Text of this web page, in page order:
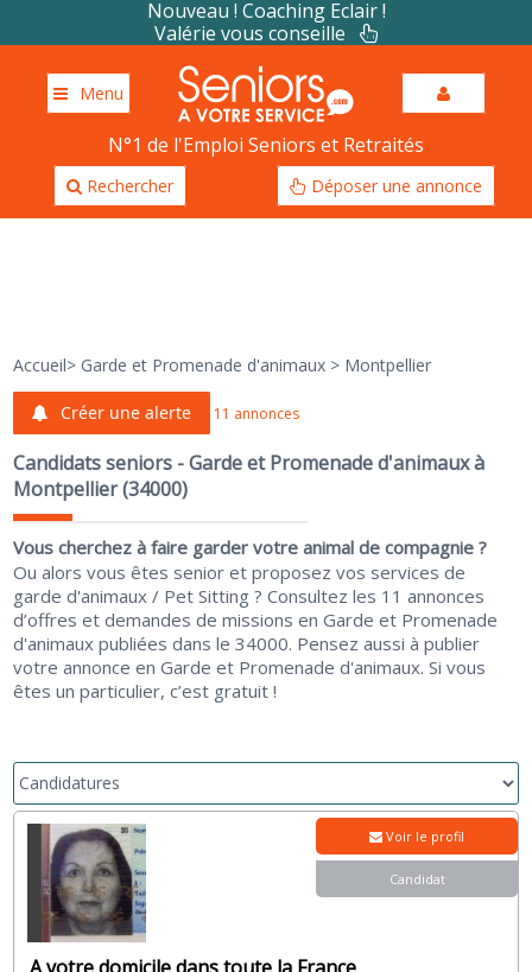
Nouveau ! Coaching Eclair !
Valérie vous conseille
Menu
N°1 de l'Emploi Seniors et Retraités
Rechercher Déposer une annonce
Accueil> Garde et Promenade d'animaux > Montpellier
Créer une alerte 11 annonces
Candidats seniors - Garde et Promenade d'animaux à
Montpellier (34000)
Vous cherchez à faire garder votre animal de compagnie ?
Ou alors vous êtes senior et proposez vos services de
garde d'animaux / Pet Sitting ? Consultez les 11 annonces
d’offres et demandes de missions en Garde et Promenade
d'animaux publiées dans le 34000. Pensez aussi à publier
votre annonce en Garde et Promenade d'animaux. Si vous
êtes un particulier, c’est gratuit !
Voir le profil
Candidat